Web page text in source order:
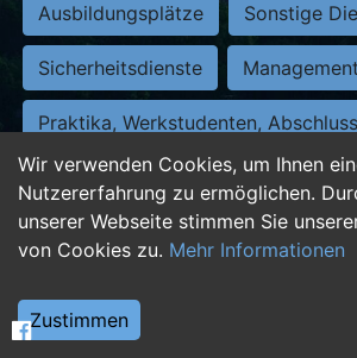
Wir verwenden Cookies, um Ihnen
Nutzererfahrung zu ermöglichen.
unserer Webseite stimmen Sie
von Cookies zu. Mehr Informationen
Zustimmen
Ausbildungsplätze Sonstige
Sicherheitsdienste
Praktika, Werkstudenten,
Personalwesen Assistenz,
Hilfskräfte, Aushilfs- und Nebenjobs
Weiterbildung, Studium, duale